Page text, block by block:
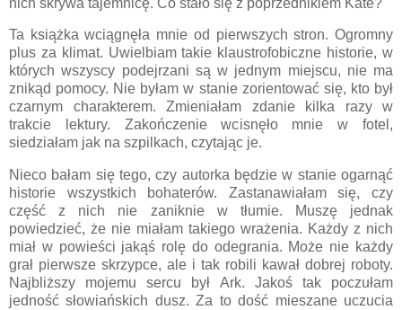
Ta książka wciągnęła mnie od pierwszych stron. Ogromny
plus za klimat. Uwielbiam takie klaustrofobiczne historie, w
których wszyscy podejrzani są w jednym miejscu, nie ma
znikąd pomocy. Nie byłam w stanie zorientować się, kto był
czarnym charakterem. Zmieniałam zdanie kilka razy w
trakcie lektury. Zakończenie wcisnęło mnie w fotel,
siedziałam jak na szpilkach, czytając je.
Nieco bałam się tego, czy autorka będzie w stanie ogarnąć
historie wszystkich bohaterów. Zastanawiałam się, czy
część z nich nie zaniknie w tłumie. Muszę jednak
powiedzieć, że nie miałam takiego wrażenia. Każdy z nich
miał w powieści jakąś rolę do odegrania. Może nie każdy
grał pierwsze skrzypce, ale i tak robili kawał dobrej roboty.
Najbliższy mojemu sercu był Ark. Jakoś tak poczułam
jedność słowiańskich dusz. Za to dość mieszane uczucia